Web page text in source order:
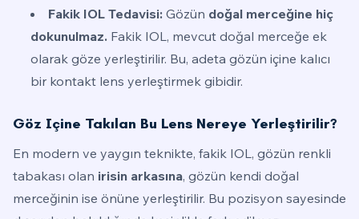
Fakik IOL Tedavisi: Gözün doğal merceğine hiç
dokunulmaz. Fakik IOL, mevcut doğal merceğe ek
olarak göze yerleştirilir. Bu, adeta gözün içine kalıcı
bir kontakt lens yerleştirmek gibidir.
Göz Içine Takılan Bu Lens Nereye Yerleştirilir?
En modern ve yaygın teknikte, fakik IOL, gözün renkli
tabakası olan irisin arkasına, gözün kendi doğal
merceğinin ise önüne yerleştirilir. Bu pozisyon sayesinde